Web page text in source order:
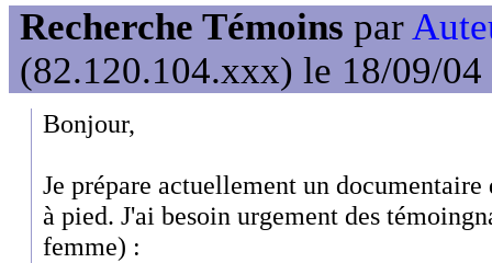
Recherche Témoins par
(82.120.104.xxx) le 18/09/04
Bonjour,
Je prépare actuellement un
à pied. J'ai besoin urgement des
femme) :